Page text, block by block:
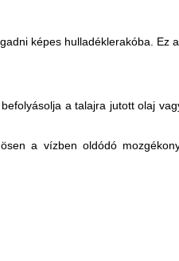
képes hulladéklerakóba. Ez
a talajra jutott olaj
a vízben oldódó